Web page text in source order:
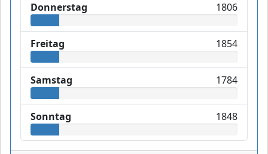
Donnerstag 1806
Freitag 1854
Samstag 1784
Sonntag 1848